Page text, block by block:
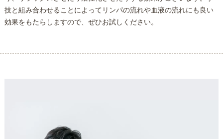
技と組み合わせることによってリンパの流れや血液の流れにも良い
効果をもたらしますので、ぜひお試しください。